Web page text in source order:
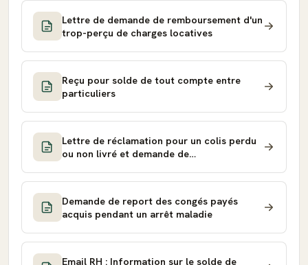
Lettre de demande de remboursement d'un
trop-perçu de charges locatives
Reçu pour solde de tout compte entre
particuliers
Lettre de réclamation pour un colis perdu
ou non livré et demande de
Demande de report des congés payés
acquis pendant un arrêt maladie
Email RH : Information sur le solde de